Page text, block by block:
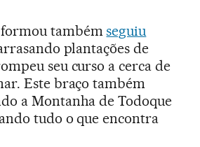
formou tambémseguiu
plantações de
seu curso a cerca de
Este braço também
a Montanha de Todoque
tudo o que encontra